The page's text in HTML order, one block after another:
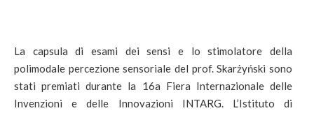
La capsula di esami dei sensi e lo stimolatore della
polimodale percezione sensoriale del prof. Skarżyński sono
stati premiati durante la 16a Fiera Internazionale delle
Invenzioni e delle Innovazioni INTARG. L’Istituto di